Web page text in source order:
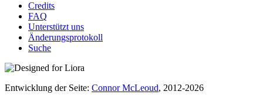
Credits
FAQ
Unterstützt uns
Änderungsprotokoll
Suche
Entwicklung der Seite: Connor McLeoud, 2012-2026